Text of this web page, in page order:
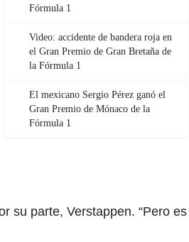
Fórmula 1
Video: accidente de bandera roja en
el Gran Premio de Gran Bretaña de
la Fórmula 1
El mexicano Sergio Pérez ganó el
Gran Premio de Mónaco de la
Fórmula 1
su parte, Verstappen. “Pero es